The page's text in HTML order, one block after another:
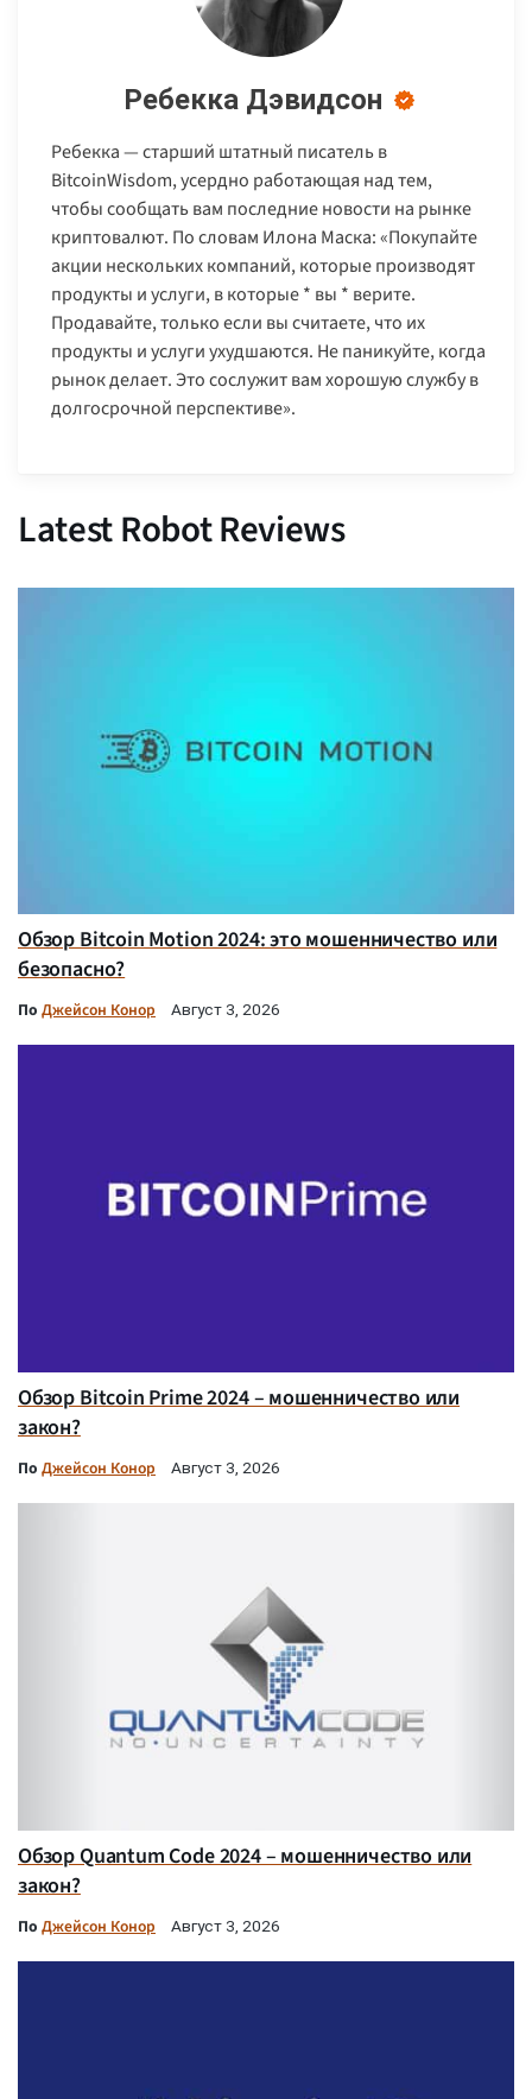
Ребекка Дэвидсон
Ребекка — старший штатный писатель в
BitcoinWisdom, усердно работающая над тем,
чтобы сообщать вам последние новости на рынке
криптовалют. По словам Илона Маска: «Покупайте
акции нескольких компаний, которые производят
продукты и услуги, в которые * вы * верите.
Продавайте, только если вы считаете, что их
продукты и услуги ухудшаются. Не паникуйте, когда
рынок делает. Это сослужит вам хорошую службу в
долгосрочной перспективе».
Latest Robot Reviews
Обзор Bitcoin Motion 2024: это мошенничество или
безопасно?
По Джейсон Конор Август 3, 2026
Обзор Bitcoin Prime 2024 – мошенничество или
закон?
По Джейсон Конор Август 3, 2026
Обзор Quantum Code 2024 – мошенничество или
закон?
По Джейсон Конор Август 3, 2026